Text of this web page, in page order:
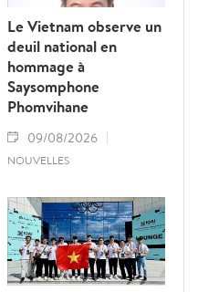
Le Vietnam observe un
deuil national en
hommage à
Saysomphone
Phomvihane
09/08/2026
NOUVELLES